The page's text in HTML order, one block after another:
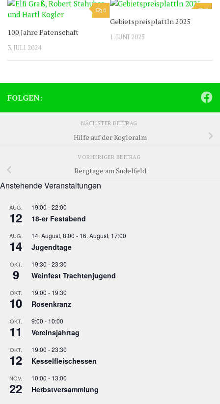
0
100 Jahre Patenschaft
3. JULI 2024
0
Gebietspreisplattln 2025
1. JUNI 2025
FOLGEN:
NÄCHSTER BEITRAG
Hilfe auf der Kogleralm
VORHERIGER BEITRAG
Bergtage am Sudelfeld
Anstehende Veranstaltungen
AUG.
12
19:00 -22:00
18-er Festabend
AUG.
14
14. August, 8:00 - 16. August, 17:00
Jugendtage
OKT.
9
19:30 -23:30
Weinfest Trachtenjugend
OKT.
10
19:00 - 19:30
Rosenkranz
OKT.
11
9:00 - 10:00
Vereinsjahrtag
OKT.
12
19:00 -23:30
Kesselfleischessen
NOV.
22
10:00 - 13:00
Herbstversammlung